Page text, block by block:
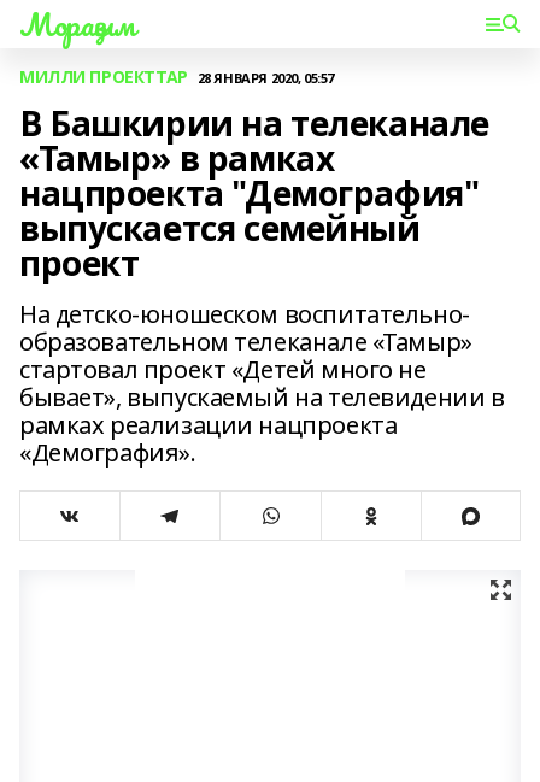
Мораҙым
МИЛЛИ ПРОЕКТТАР 28 ЯНВАРЯ 2020, 05:57
В Башкирии на телеканале
«Тамыр» в рамках
нацпроекта "Демография"
выпускается семейный
проект
На детско-юношеском воспитательно-
образовательном телеканале «Тамыр»
стартовал проект «Детей много не
бывает», выпускаемый на телевидении в
рамках реализации нацпроекта
«Демография».